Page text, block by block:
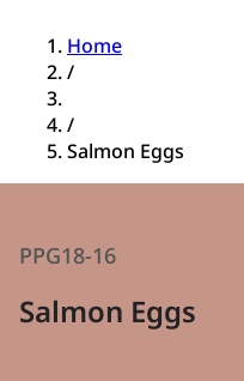
Home
/
/
Salmon Eggs
PPG18-16
Salmon Eggs